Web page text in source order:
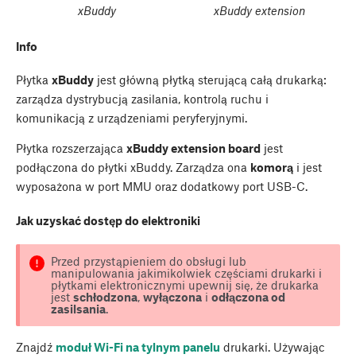
xBuddy xBuddy extension
Info
Płytka xBuddy jest główną płytką sterującą całą drukarką:
zarządza dystrybucją zasilania, kontrolą ruchu i
komunikacją z urządzeniami peryferyjnymi.
Płytka rozszerzająca xBuddy extension board jest
podłączona do płytki xBuddy. Zarządza ona komorą i jest
wyposażona w port MMU oraz dodatkowy port USB-C.
Jak uzyskać dostęp do elektroniki
Przed przystąpieniem do obsługi lub
manipulowania jakimikolwiek częściami drukarki i
płytkami elektronicznymi upewnij się, że drukarka
jest schłodzona, wyłączonai odłączona od
zasilsania.
Znajdź moduł Wi-Fi na tylnym panelu drukarki. Używając